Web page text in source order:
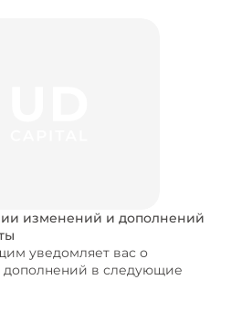
изменений и дополнений
уведомляет вас о
в следующие